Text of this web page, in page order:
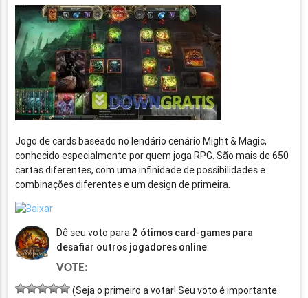
Jogo de cards baseado no lendário cenário Might & Magic,
conhecido especialmente por quem joga RPG. São mais de 650
cartas diferentes, com uma infinidade de possibilidades e
combinações diferentes e um design de primeira.
Dê seu voto para 2 ótimos card-games para
desafiar outros jogadores online:
VOTE:
(Seja o primeiro a votar! Seu voto é importante